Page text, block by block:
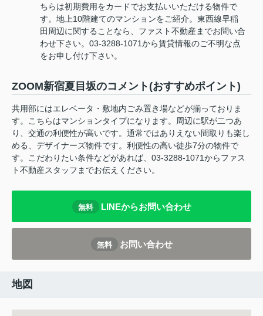
ちらは初期費用をカードでお支払いいただける物件で
す。地上10階建てのマンションをご紹介。東西線早稲
田周辺に関することなら、ファスト不動産までお問い合
わせ下さい。03-3288-1071から賃貸情報のご不明な点
をお申し付け下さい。
ZOOM新宿夏目坂のコメント(おすすめポイント)
共用部にはエレベータ・敷地内ごみ置き場などが揃っておりま
す。こちらはマンションタイプになります。周辺に駅が二つあ
り、交通の利便性が高いです。通常ではありえない間取りも楽し
める、デザイナーズ物件です。利便性の高い徒歩7分の物件で
す。こだわりたい条件などがあれば、03-3288-1071からファス
ト不動産スタッフまでお伝えください。
無料 LINEからお問い合わせ
無料 お問い合わせ
地図